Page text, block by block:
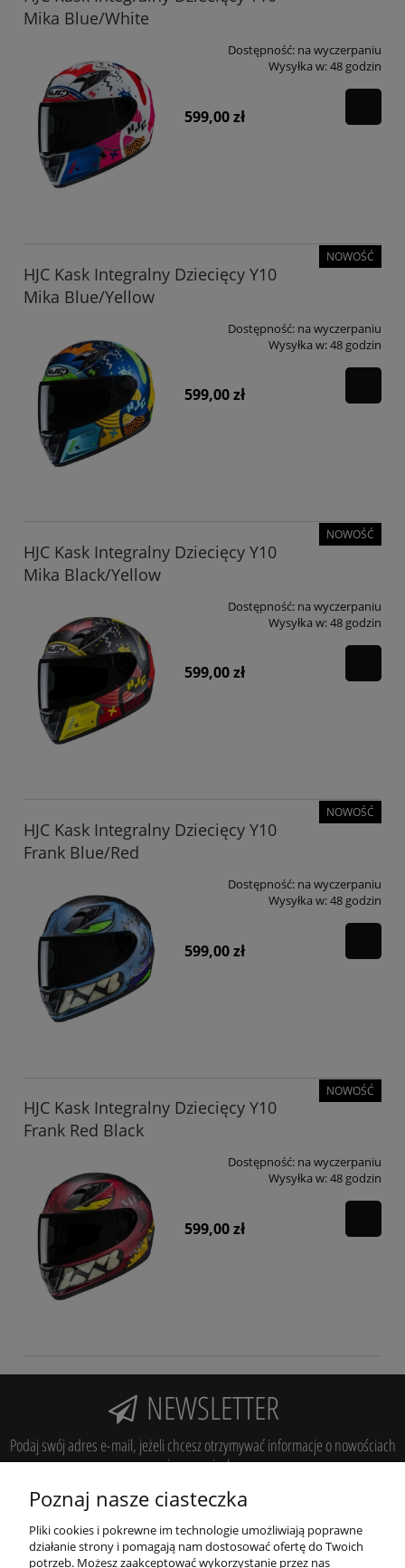
Mika Blue/White
Dostępność: na wyczerpaniu
Wysyłka w:48 godzin
599,00 zł
HJC Kask Integralny Dziecięcy Y10
Mika Blue/Yellow
Dostępność: na wyczerpaniu
Wysyłka w:48 godzin
599,00 zł
NOWOŚĆ
HJC Kask Integralny Dziecięcy Y10
Mika Black/Yellow
Dostępność: na wyczerpaniu
Wysyłka w:48 godzin
599,00 zł
NOWOŚĆ
HJC Kask Integralny Dziecięcy Y10
Frank Blue/Red
Dostępność: na wyczerpaniu
Wysyłka w:48 godzin
599,00 zł
NOWOŚĆ
HJC Kask Integralny Dziecięcy Y10
Frank Red Black
Dostępność: na wyczerpaniu
Wysyłka w:48 godzin
599,00 zł
NOWOŚĆ
NEWSLETTER
Podaj swój adres e-mail, jeżeli chcesz otrzymywać informacje o nowościach
i promocjach.
Poznaj nasze ciasteczka
Pliki cookies i pokrewne im technologie umożliwiają poprawne
działanie strony i pomagają nam dostosować ofertę do Twoich
potrzeb. Możesz zaakceptować wykorzystanie przez nas